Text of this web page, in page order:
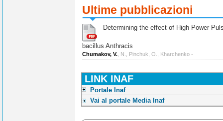
Ultime pubblicazioni
Determining the effect of High Power
bacillus Anthracis
Chumakov, V. , N., Pinchuk, O., Kharchenko -
LINK INAF
Portale Inaf
Vai al portale Media Inaf